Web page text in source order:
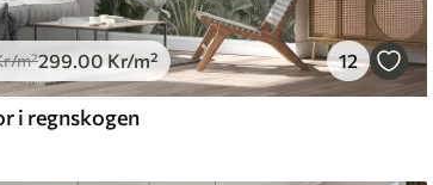
/m²
/m²299 .00 Kr/m² 12
i regnskogen